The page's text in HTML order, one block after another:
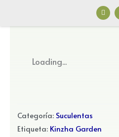
F
a
c
e
Loading...
Categoría: Suculentas
Etiqueta: Kinzha Garden